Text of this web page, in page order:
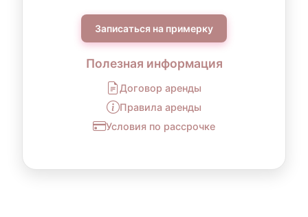
Записаться на примерку
Полезная информация
Договор аренды
Правила аренды
Условия по рассрочке